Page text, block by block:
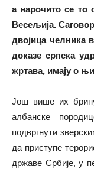
а нарочито се то
Весељија.
двојица челника
доказе српска
жртава, имају о
Још више их
албанске
подвргнути
да приступе
државе Србије, у